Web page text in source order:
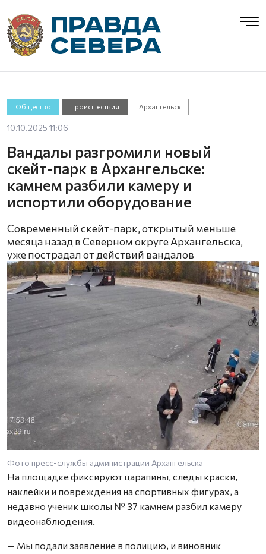
Общество Происшествия Архангельск
10.10.2025 11:06
Вандалы разгромили новый
скейт-парк в Архангельске:
камнем разбили камеру и
испортили оборудование
Современный скейт-парк, открытый меньше
месяца назад в Северном округе Архангельска,
уже пострадал от действий вандалов
Фото пресс-службы администрации Архангельска
На площадке фиксируют царапины, следы краски,
наклейки и повреждения на спортивных фигурах, а
недавно ученик школы № 37 камнем разбил камеру
видеонаблюдения.
— Мы подали заявление в полицию, и виновник